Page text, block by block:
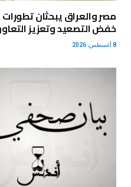
مصر والعراق يبحثان
خفض التصعيد وتعزيز
8 أغسطس، 2026